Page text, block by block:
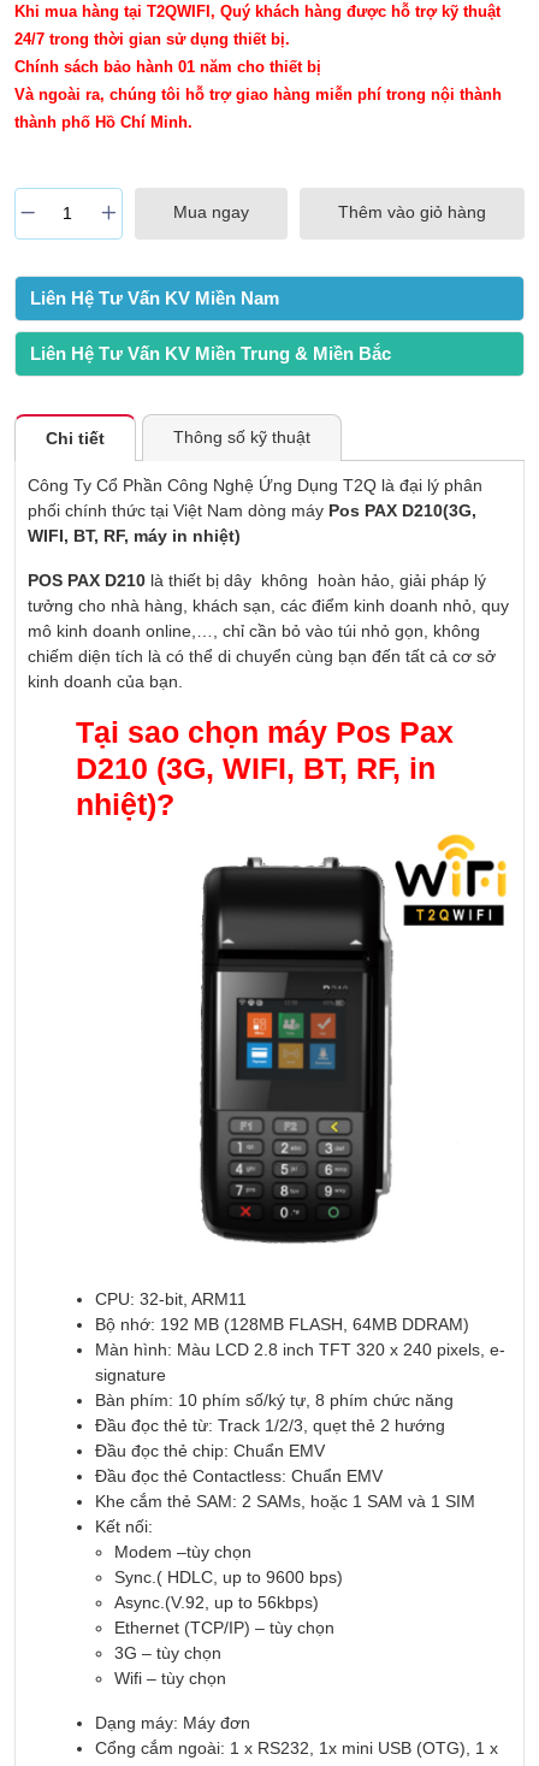
Khi mua hàng tại T2QWIFI, Quý khách hàng được hỗ trợ kỹ thuật
24/7 trong thời gian sử dụng thiết bị.
Chính sách bảo hành 01 năm cho thiết bị
Và ngoài ra, chúng tôi hỗ trợ giao hàng miễn phí trong nội thành
thành phố Hồ Chí Minh.
Mua ngay Thêm vào giỏ hàng
Liên Hệ Tư Vấn KV Miền Nam
Liên Hệ Tư Vấn KV Miền Trung & Miền Bắc
Chi tiết Thông số kỹ thuật
Công Ty Cổ Phần Công Nghệ Ứng Dụng T2Q là đại lý phân
phối chính thức tại Việt Nam dòng máy Pos PAX D210(3G,
WIFI, BT, RF, máy in nhiệt)
POS PAX D210 là thiết bị dây không hoàn hảo, giải pháp lý
tưởng cho nhà hàng, khách sạn, các điểm kinh doanh nhỏ, quy
mô kinh doanh online,…, chỉ cần bỏ vào túi nhỏ gọn, không
chiếm diện tích là có thể di chuyển cùng bạn đến tất cả cơ sở
kinh doanh của bạn.
Tại sao chọn máy Pos Pax
D210 (3G, WIFI, BT, RF, in
nhiệt)?
CPU: 32-bit, ARM11
Bộ nhớ: 192 MB (128MB FLASH, 64MB DDRAM)
Màn hình: Màu LCD 2.8 inch TFT 320 x 240 pixels, e-
signature
Bàn phím: 10 phím số/ký tự, 8 phím chức năng
Đầu đọc thẻ từ: Track 1/2/3, quẹt thẻ 2 hướng
Đầu đọc thẻ chip: Chuẩn EMV
Đầu đọc thẻ Contactless: Chuẩn EMV
Khe cắm thẻ SAM: 2 SAMs, hoặc 1 SAM và 1 SIM
Kết nối:
Modem –tùy chọn
Sync.( HDLC, up to 9600 bps)
Async.(V.92, up to 56kbps)
Ethernet (TCP/IP) – tùy chọn
3G – tùy chọn
Wifi – tùy chọn
Dạng máy: Máy đơn
Cổng cắm ngoài: 1 x RS232, 1x mini USB (OTG), 1 x